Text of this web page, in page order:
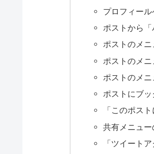
プロフィー
ポストから
ポストのメ
ポストのメ
ポストのメ
ポストにブ
「このポス
共有メニュ
「ツイート